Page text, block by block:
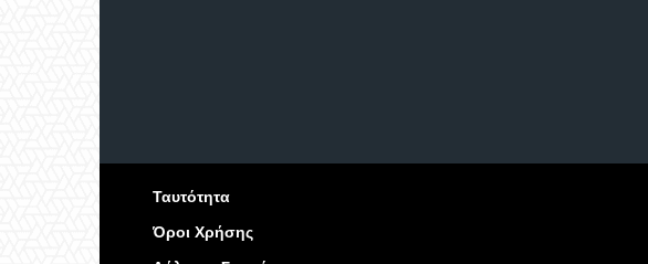
Ταυτότητα
Όροι Χρήσης